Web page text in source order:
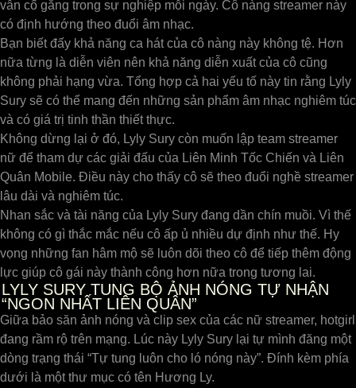
vẫn cố gắng trong sự nghiệp mỗi ngày. Cô nàng streamer này
có định hướng theo đuổi âm nhạc.
Bạn biết đấy khả năng ca hát của cô nàng này không tệ. Hơn
nữa từng là diễn viên nên khả năng diễn xuất của cô cũng
không phải hạng vừa. Tổng hợp cả hai yếu tố này tin rằng Lyly
Sury sẽ có thể mang đến những sản phẩm âm nhạc nghiêm túc
và có giá trị tinh thần thiết thực.
Không dừng lại ở đó, Lyly Sury còn muốn lập team streamer
nữ để tham dự các giải đấu của Liên Minh Tốc Chiến và Liên
Quân Mobile. Điều này cho thấy cô sẽ theo đuổi nghề streamer
lâu dài và nghiêm túc.
Nhan sắc và tài năng của Lyly Sury đang dần chín muồi. Vì thế
không có gì thắc mắc nếu cô ấp ủ nhiều dự định như thế. Hy
vọng những fan hâm mộ sẽ luôn dõi theo cô để tiếp thêm động
lực giúp cô gái này thành công hơn nữa trong tương lai.
LYLY SURY TUNG BỘ ẢNH NÓNG TỰ NHẬN
“NGON NHẤT LIÊN QUÂN”
Giữa bảo săn ảnh nóng và clip sex của các nữ streamer, hotgirl
đang rầm rộ trên mạng. Lúc này Lyly Sury lại tự mình đăng một
dòng trạng thái “Tự tung luôn cho ló nóng này”. Đính kèm phía
dưới là một thư mục có tên Hương Ly.